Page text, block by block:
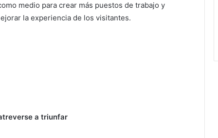
medio para crear más puestos de trabajo y
la experiencia de los visitantes.
a triunfar